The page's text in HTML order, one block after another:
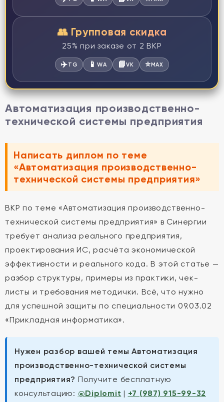
👥 Групповая скидка
25% при заказе от 2 ВКР
✈️TG 📱WA 📘VK ⭐MAX
Автоматизация производственно-
технической системы предприятия
Написать диплом по теме
«Автоматизация производственно-
технической системы предприятия»
ВКР по теме «Автоматизация производственно-
технической системы предприятия» в Синергии
требует анализа реального предприятия,
проектирования ИС, расчёта экономической
эффективности и реального кода. В этой статье —
разбор структуры, примеры из практики, чек-
листы и требования методички. Всё, что нужно
для успешной защиты по специальности 09.03.02
«Прикладная информатика».
Нужен разбор вашей темы Автоматизация
производственно-технической системы
предприятия? Получите бесплатную
консультацию: @Diplomit | +7 (987) 915-99-32